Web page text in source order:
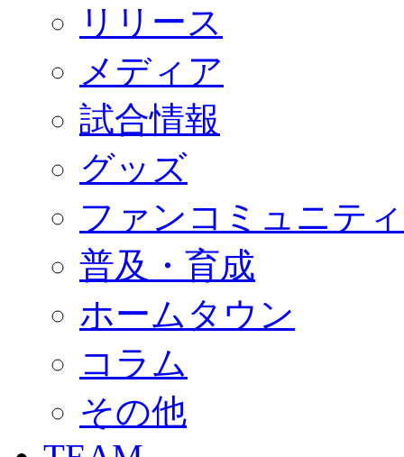
奈良クラブ明治安田Ｊ3リーグ 2026/27シーズン「
観戦ルール＆マナー
2026/27ファンコミュニティ
サポートショップ
GOODS
オフィシャルストア（実店舗）
オンラインストア
ACADEMY
アカデミーについて
コーチ&スタッフ
ジュニア
ジュニアユース
ユース
練習拠点（ナラディーア）
SCHOOL
CLUB
パートナー募集
クラブ理念
サステナビリティ
Web制作支援
応援プロジェクト
リリース
メディア
試合情報
グッズ
ファンコミュニティ
普及・育成
ホームタウン
コラム
その他